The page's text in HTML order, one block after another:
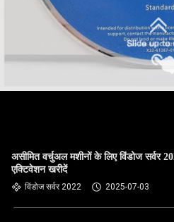
असीमित वर्चुअल मशीनों के लिए विंडोज सर्वर
एक्टिवेशन खरीदें
विंडोज सर्वर 2022 2025-07-03